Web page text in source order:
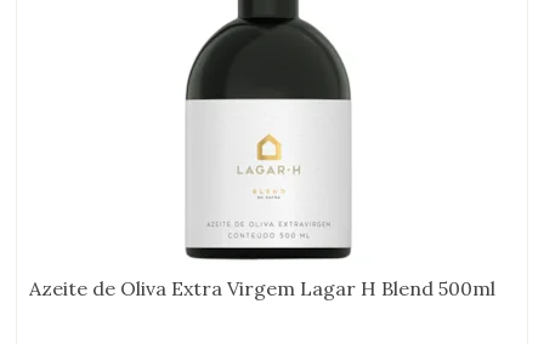
Azeite de Oliva Extra Virgem Lagar H Blend 500ml